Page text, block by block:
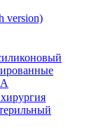
version)